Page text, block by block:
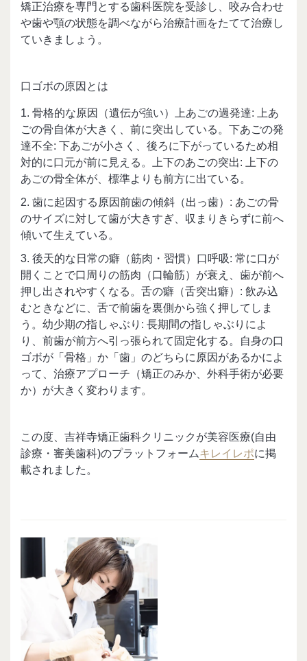
矯正治療を専門とする歯科医院を受診し、咬み合わせ
や歯や顎の状態を調べながら治療計画をたてて治療し
ていきましょう。
口ゴボの原因とは
1. 骨格的な原因（遺伝が強い）上あごの過発達: 上あ
ごの骨自体が大きく、前に突出している。下あごの発
達不全: 下あごが小さく、後ろに下がっているため相
対的に口元が前に見える。上下のあごの突出: 上下の
あごの骨全体が、標準よりも前方に出ている。
2. 歯に起因する原因前歯の傾斜（出っ歯）: あごの骨
のサイズに対して歯が大きすぎ、収まりきらずに前へ
傾いて生えている。
3. 後天的な日常の癖（筋肉・習慣）口呼吸: 常に口が
開くことで口周りの筋肉（口輪筋）が衰え、歯が前へ
押し出されやすくなる。舌の癖（舌突出癖）: 飲み込
むときなどに、舌で前歯を裏側から強く押してしま
う。幼少期の指しゃぶり: 長期間の指しゃぶりによ
り、前歯が前方へ引っ張られて固定化する。自身の口
ゴボが「骨格」か「歯」のどちらに原因があるかによ
って、治療アプローチ（矯正のみか、外科手術が必要
か）が大きく変わります。
この度、吉祥寺矯正歯科クリニックが美容医療(自由
診療・審美歯科)のプラットフォームキレイレポに掲
載されました。